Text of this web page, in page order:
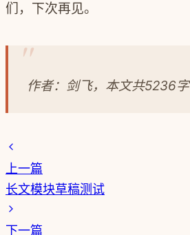
们，下次再见。
作者：剑飞，本文共5236字
上一篇
长文模块草稿测试
下一篇